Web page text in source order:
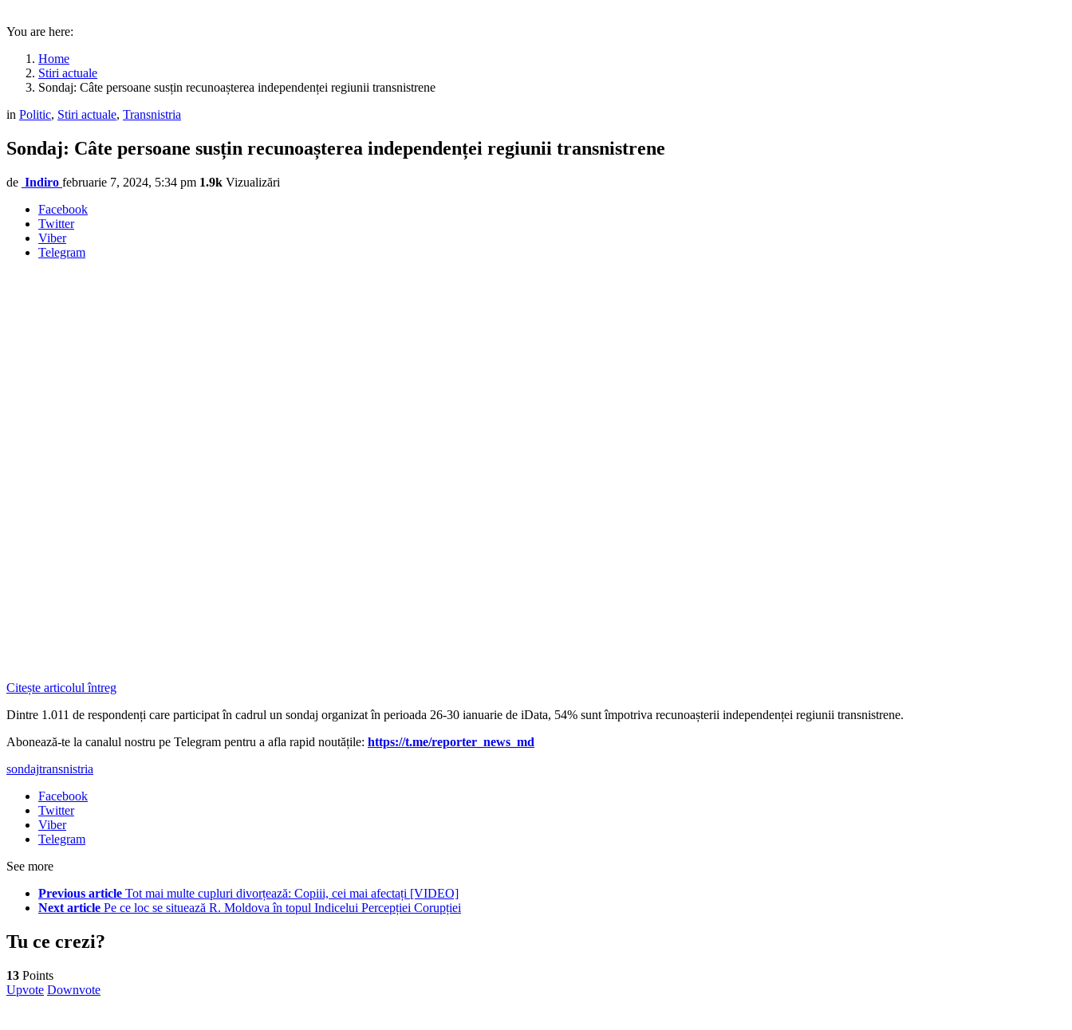
You are here:
Home
Stiri actuale
Sondaj: Câte persoane susțin recunoașterea independenței regiunii transnistrene
in Politic, Stiri actuale, Transnistria
Sondaj: Câte persoane susțin recunoașterea independenței regiunii transnistrene
de Indiro februarie 7, 2024, 5:34 pm 1.9k Vizualizări
Facebook
Twitter
Viber
Telegram
Citește articolul întreg
Dintre 1.011 de respondenți care participat în cadrul un sondaj organizat în perioada 26-30 ianuarie de iData, 54% sunt împotriva recunoașterii independenței regiunii transnistrene.
Abonează-te la canalul nostru pe Telegram pentru a afla rapid noutățile: https://t.me/reporter_news_md
sondajtransnistria
Facebook
Twitter
Viber
Telegram
See more
Previous article Tot mai multe cupluri divorțează: Copiii, cei mai afectați [VIDEO]
Next article Pe ce loc se situează R. Moldova în topul Indicelui Percepției Corupției
Tu ce crezi?
13 Points
Upvote Downvote